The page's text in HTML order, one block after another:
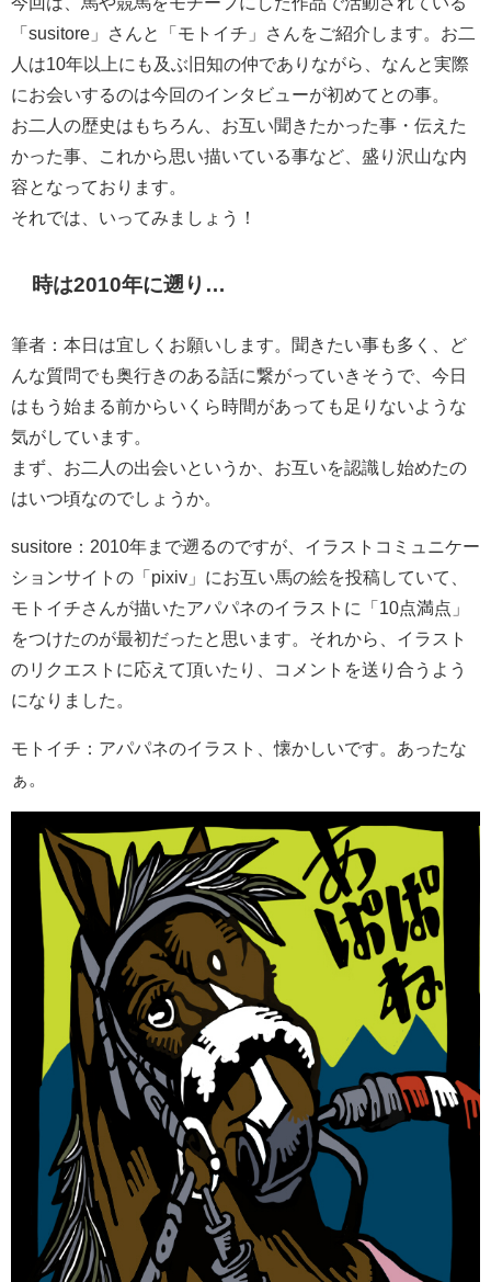
「susitore」さんと「モトイチ」さんをご紹介します。お二
人は10年以上にも及ぶ旧知の仲でありながら、なんと実際
にお会いするのは今回のインタビューが初めてとの事。
お二人の歴史はもちろん、お互い聞きたかった事・伝えた
かった事、これから思い描いている事など、盛り沢山な内
容となっております。
それでは、いってみましょう！
時は2010年に遡り …
筆者：本日は宜しくお願いします。聞きたい事も多く、ど
んな質問でも奥行きのある話に繋がっていきそうで、今日
はもう始まる前からいくら時間があっても足りないような
気がしています。
まず、お二人の出会いというか、お互いを認識し始めたの
はいつ頃なのでしょうか。
susitore：2010年まで遡るのですが、イラストコミュニケー
ションサイトの「pixiv」にお互い馬の絵を投稿していて、
モトイチさんが描いたアパパネのイラストに「10点満点」
をつけたのが最初だったと思います。それから、イラスト
のリクエストに応えて頂いたり、コメントを送り合うよう
になりました。
モトイチ：アパパネのイラスト、懐かしいです。あったな
ぁ。